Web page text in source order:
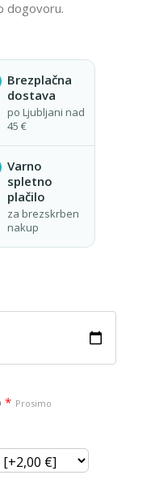
dogovoru.
Brezplačna
dostava
po Ljubljani nad
45 €
Varno
spletno
plačilo
za brezskrben
nakup
* Prosimo